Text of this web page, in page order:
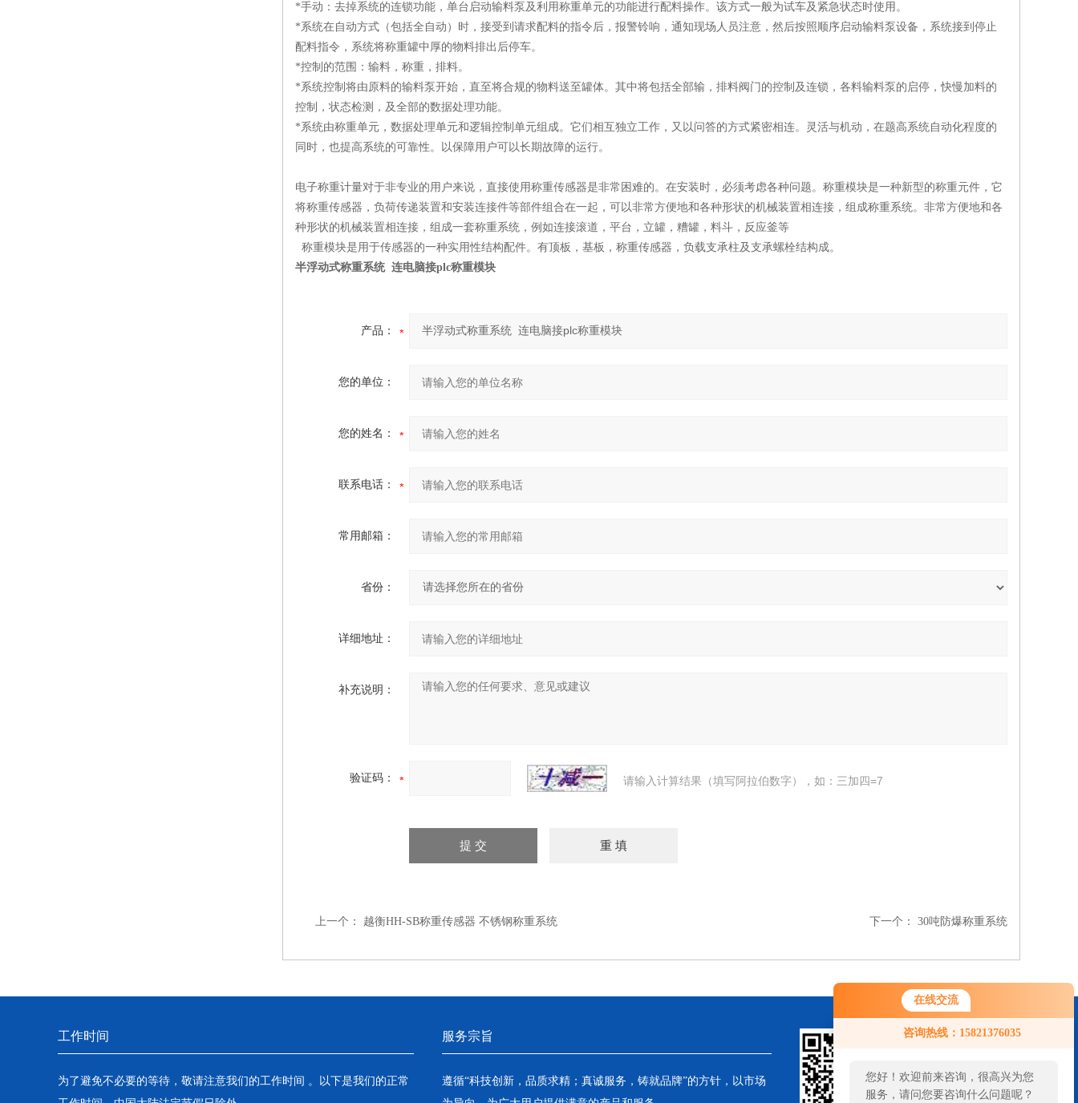
在线交流
咨询热线：15821376035
您好！欢迎前来咨询，很高兴为您
服务，请问您要咨询什么问题呢？
*手动：去掉系统的连锁功能，单台启动输料泵及利用称重单元的功能进行配料操作。该方式一般为试车及紧急状态时使用。
*系统在自动方式（包括全自动）时，接受到请求配料的指令后，报警铃响，通知现场人员注意，然后按照顺序启动输料泵设备，系统接到停止
配料指令，系统将称重罐中厚的物料排出后停车。
*控制的范围：输料，称重，排料。
*系统控制将由原料的输料泵开始，直至将合规的物料送至罐体。其中将包括全部输，排料阀门的控制及连锁，各料输料泵的启停，快慢加料的
控制，状态检测，及全部的数据处理功能。
*系统由称重单元，数据处理单元和逻辑控制单元组成。它们相互独立工作，又以问答的方式紧密相连。灵活与机动，在题高系统自动化程度的
同时，也提高系统的可靠性。以保障用户可以长期故障的运行。
电子称重计量对于非专业的用户来说，直接使用称重传感器是非常困难的。在安装时，必须考虑各种问题。称重模块是一种新型的称重元件，它
将称重传感器，负荷传递装置和安装连接件等部件组合在一起，可以非常方便地和各种形状的机械装置相连接，组成称重系统。非常方便地和各
种形状的机械装置相连接，组成一套称重系统，例如连接滚道，平台，立罐，糟罐，料斗，反应釜等
称重模块是用于传感器的一种实用性结构配件。有顶板，基板，称重传感器，负载支承柱及支承螺栓结构成。
半浮动式称重系统 连电脑接plc称重模块
产品：
您的单位：
您的姓名：
联系电话：
常用邮箱：
省份：
详细地址：
补充说明：
验证码： 请输入计算结果（填写阿拉伯数字），如：三加四=7
上一个： 越衡HH-SB称重传感器 不锈钢称重系统 下一个： 30吨防爆称重系统
工作时间
为了避免不必要的等待，敬请注意我们的工作时间 。以下是我们的正常
服务宗旨
遵循“科技创新，品质求精；真诚服务，铸就品牌”的方针，以市场